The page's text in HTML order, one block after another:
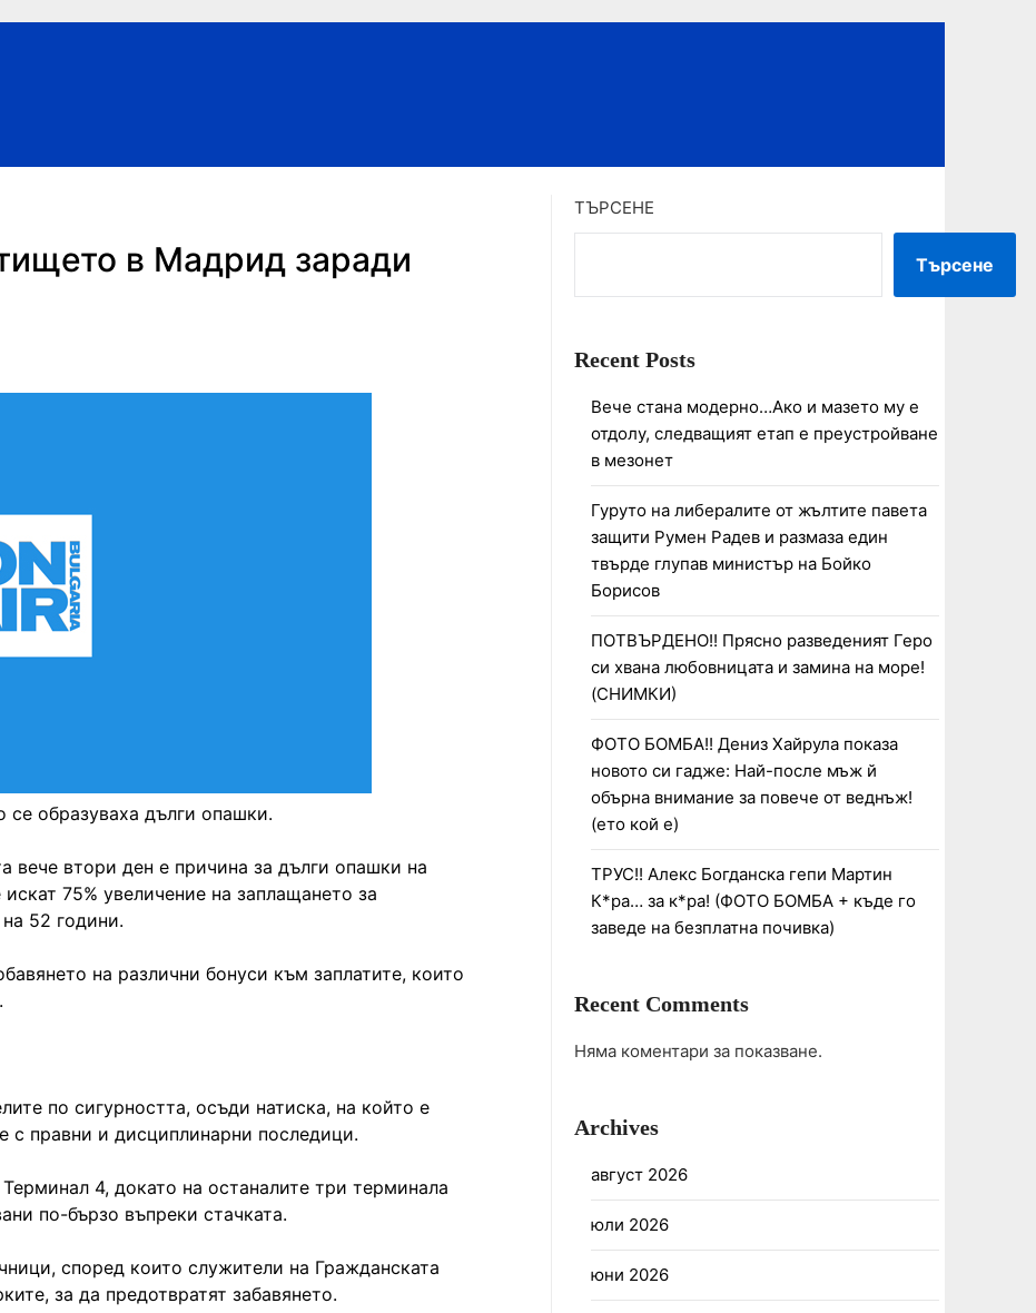
в Мадрид заради
се образуваха дълги опашки.
вече втори ден е причина за дълги опашки на
75% увеличение на заплащането за
52 години.
на различни бонуси към заплатите, които
по сигурността, осъди натиска, на който е
правни и дисциплинарни последици.
4, докато на останалите три терминала
по-бързо въпреки стачката.
според които служители на Гражданската
за да предотвратят забавянето.
ТЪРСЕНЕ
Търсене
Recent Posts
Вече стана модерно…Ако и мазето му е
отдолу, следващият етап е преустройване
в мезонет
Гуруто на либералите от жълтите павета
защити Румен Радев и размаза един
твърде глупав министър на Бойко
Борисов
ПОТВЪРДЕНО!! Прясно разведеният Геро
си хвана любовницата и замина на море!
(СНИМКИ)
ФОТО БОМБА!! Дениз Хайрула показа
новото си гадже: Най-после мъж й
обърна внимание за повече от веднъж!
(ето кой е)
ТРУС!! Алекс Богданска гепи Мартин
К*ра… за к*ра! (ФОТО БОМБА + къде го
заведе на безплатна почивка)
Recent Comments
Няма коментари за показване.
Archives
август 2026
юли 2026
юни 2026